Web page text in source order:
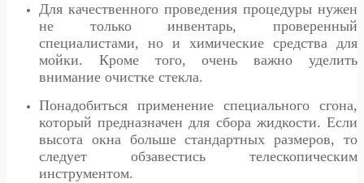
Для качественного проведения процедуры нужен
не только инвентарь, проверенный
специалистами, но и химические средства для
мойки. Кроме того, очень важно уделить
внимание очистке стекла.
Понадобиться применение специального сгона,
который предназначен для сбора жидкости. Если
высота окна больше стандартных размеров, то
следует обзавестись телескопическим
инструментом.